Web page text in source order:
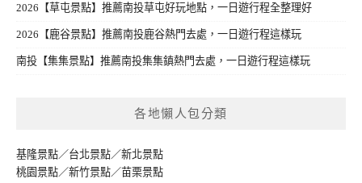
2026【草屯景點】推薦南投草屯好玩地點，一日遊行程全整理好
2026【鹿谷景點】推薦南投鹿谷熱門去處，一日遊行程這樣玩
南投【集集景點】推薦南投集集鎮熱門去處，一日遊行程這樣玩
各地懶人包分類
基隆景點／台北景點／新北景點
桃園景點／新竹景點／苗栗景點